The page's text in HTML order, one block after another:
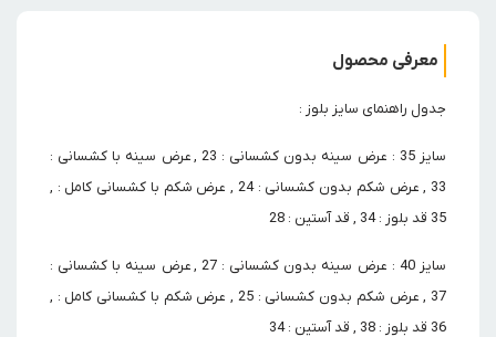
معرفی محصول
جدول راهنمای سایز بلوز :
سایز 35 : عرض سینه بدون کشسانی : 23 , عرض سینه با کشسانی :
33 , عرض شکم بدون کشسانی : 24 , عرض شکم با کشسانی کامل : ,
35 قد بلوز : 34 , قد آستین : 28
سایز 40 : عرض سینه بدون کشسانی : 27 , عرض سینه با کشسانی :
37 , عرض شکم بدون کشسانی : 25 , عرض شکم با کشسانی کامل : ,
36 قد بلوز : 38 , قد آستین : 34